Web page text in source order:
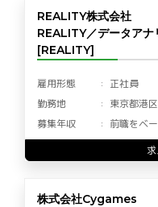
REALITY株式会社
REALITY／データアナ
[REALITY]
雇用形態
正社員
勤務地
東京都港区
募集年収
前職をベ
株式会社Cygames